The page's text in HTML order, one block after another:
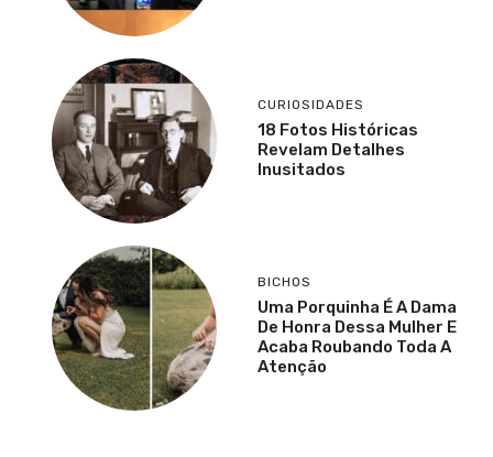
CURIOSIDADES
18 Fotos Históricas
Revelam Detalhes
Inusitados
BICHOS
Uma Porquinha É A Dama
De Honra Dessa Mulher E
Acaba Roubando Toda A
Atenção